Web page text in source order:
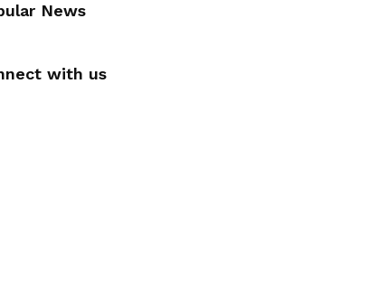
News
with us